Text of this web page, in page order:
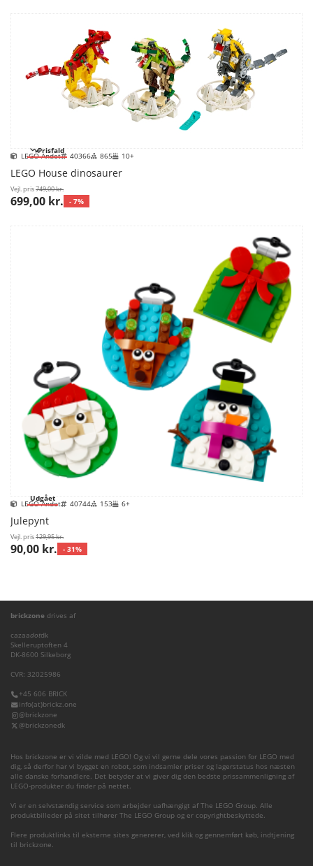
Prisfald
LEGO Andet 40366 865 10+
LEGO House dinosaurer
Vejl. pris749,00 kr.
699,00 kr. - 7%
Udgået
LEGO Andet 40744 153 6+
Julepynt
Vejl. pris129,95 kr.
90,00 kr. - 31%
brickzone drives af
cazaadotdk
Skelleruptoften 4
DK-8600 Silkeborg
CVR: 32025986
+45 606 BRICK
info(at)brickz.one
@brickzone
@brickzonedk
Hos brickzone er vi vilde med LEGO! Og vi vil gerne dele vores passion for LEGO med
dig, så derfor har vi bygget en robot, som indsamler priser og lagerstatus hos næsten
alle danske forhandlere. Det betyder at vi giver dig den bedste prissammenligning af
LEGO-produkter du finder på nettet.
Vi er en selvstændig service som arbejder uafhængigt af The LEGO Group. Alle
produktbilleder på sitet tilhører The LEGO Group og er copyrightbeskyttede.
Flere produktlinks til eksterne sites genererer, ved klik og gennemført køb, indtjening
til brickzone.